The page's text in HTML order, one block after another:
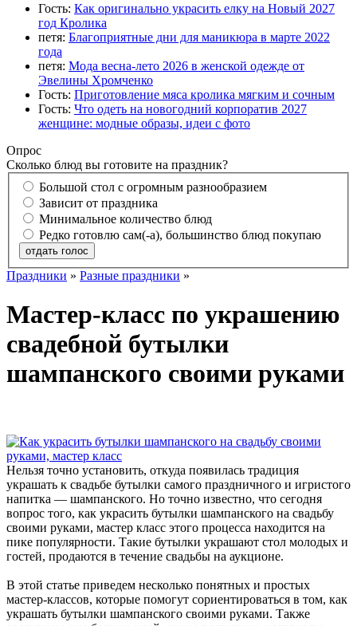
Гость: Как оригинально украсить елку на Новый 2027
год Кролика
петя: Благоприятные дни для маникюра в марте 2022
года
петя: Мода весна-лето 2026 в женской одежде от
Эвелины Хромченко
Гость: Приготовление мяса кролика мягким и сочным
Гость: Что одеть на новогодний корпоратив 2027
женщине: модные образы, идеи с фото
Опрос
Сколько блюд вы готовите на праздник?
Большой стол с огромным разнообразием
Зависит от праздника
Минимальное количество блюд
Редко готовлю сам(-а), большинство блюд покупаю
отдать голос
Праздники » Разные праздники »
Мастер-класс по украшению
свадебной бутылки
шампанского своими руками
Нельзя точно установить, откуда появилась традиция
украшать к свадьбе бутылки самого праздничного и игристого
напитка — шампанского. Но точно известно, что сегодня
вопрос того, как украсить бутылки шампанского на свадьбу
своими руками, мастер класс этого процесса находится на
пике популярности. Такие бутылки украшают стол молодых и
гостей, продаются в течение свадьбы на аукционе.
В этой статье приведем несколько понятных и простых
мастер-классов, которые помогут сориентироваться в том, как
украшать бутылки шампанского своими руками. Также